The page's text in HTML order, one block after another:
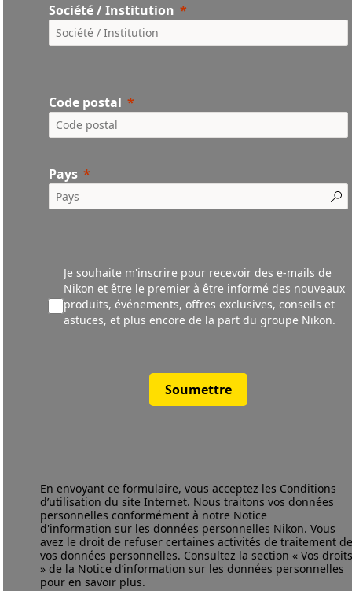
Société / Institution
Code postal
Pays
Je souhaite m'inscrire pour recevoir des e-mails de
Nikon et être le premier à être informé des nouveaux
produits,événements, offres exclusives, conseils et
astuces, et plus encore de la part du groupe Nikon.
Soumettre
En envoyant ce formulaire, vous acceptez les Conditions
d’utilisation du site Internet. Nous traitons vos données
personnelles conformément à notre Notice
d'information sur les données personnelles Nikon. Vous
avez le droit de refuser certaines activités de traitement
vos données personnelles. Consultez la section « Vos
» de la Notice d’information sur les données personnelles
pour en savoir plus.